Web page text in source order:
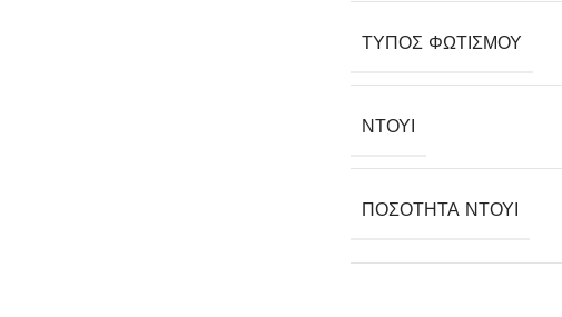
ΤΎΠΟΣ ΦΩΤΙΣΜΟΎ
ΝΤΟΥΊ
ΠΟΣΌΤΗΤΑ ΝΤΟΥΊ